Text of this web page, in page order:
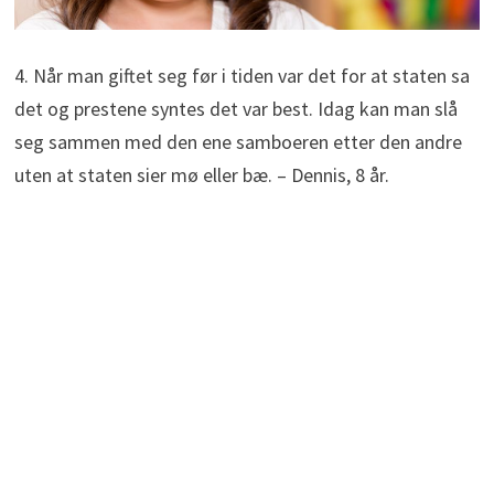
4. Når man giftet seg før i tiden var det for at staten sa
det og prestene syntes det var best. Idag kan man slå
seg sammen med den ene samboeren etter den andre
uten at staten sier mø eller bæ. – Dennis, 8 år.